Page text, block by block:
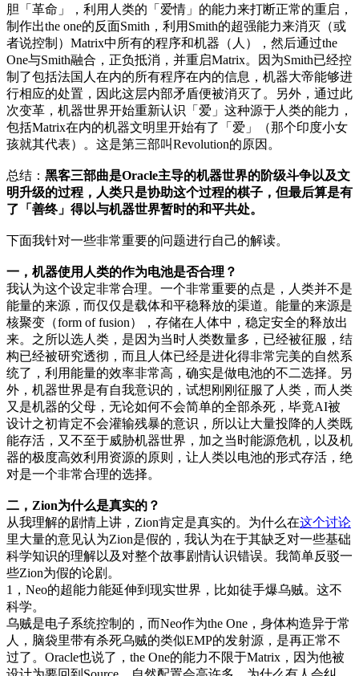
胆「革命」，利用人类的「爱情」的能力来打断正常的重启，
制作出the one的反面Smith，利用Smith的超强能力来消灭（或
者说控制）Matrix中所有的程序和机器（人），然后通过the
One与Smith融合，正负抵消，并重启Matrix。因为Smith已经控
制了包括法国人在内的所有程序在内的信息，机器大帝能够进
行相应的处置，因此这层内部矛盾便被消灭了。另外，通过此
次变革，机器世界开始重新认识「爱」这种源于人类的能力，
包括Matrix在内的机器文明里开始有了「爱」（那个印度小女
孩就其代表）。这是第三部叫Revolution的原因。
总结： 黑客三部曲是Oracle主导的机器世界的阶级斗争以及文
明升级的过程，人类只是协助这个过程的棋子，但最后算是有
了「善终」得以与机器世界暂时的和平共处。
下面我针对一些非常重要的问题进行自己的解读。
一，机器使用人类的作为电池是否合理？
我认为这个设定非常合理。一个非常重要的点是，人类并不是
能量的来源，而仅仅是载体和平稳释放的渠道。能量的来源是
核聚变（form of fusion），存储在人体中，稳定安全的释放出
来。之所以选人类，是因为当时人类数量多，已经被征服，结
构已经被研究透彻，而且人体已经是进化得非常完美的自然系
统了，利用能量的效率非常高，确实是做电池的不二选择。另
外，机器世界是有自我意识的，试想刚刚征服了人类，而人类
又是机器的父母，无论如何不会简单的全部杀死，毕竟AI被
设计之初肯定不会灌输残暴的意识，所以让大量投降的人类既
能存活，又不至于威胁机器世界，加之当时能源危机，以及机
器的极度高效利用资源的原则，让人类以电池的形式存活，绝
对是一个非常合理的选择。
二，Zion为什么是真实的？
从我理解的剧情上讲，Zion肯定是真实的。为什么在这个讨论
里大量的意见认为Zion是假的，我认为在于其缺乏对一些基础
科学知识的理解以及对整个故事剧情认识错误。我简单反驳一
些Zion为假的论剧。
1，Neo的超能力能延伸到现实世界，比如徒手爆乌贼。这不
科学。
乌贼是电子系统控制的，而Neo作为the One，身体构造异于常
人，脑袋里带有杀死乌贼的类似EMP的发射源，是再正常不
过了。Oracle也说了，the One的能力不限于Matrix，因为他被